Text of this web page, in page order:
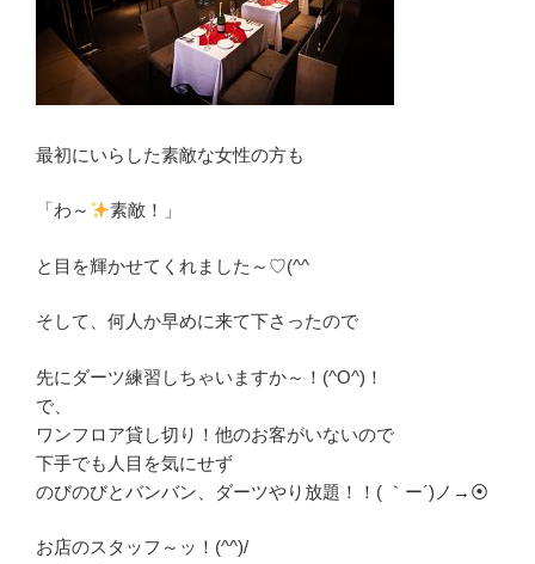
最初にいらした素敵な女性の方も
「わ～ 素敵！」
と目を輝かせてくれました～♡(^^
そして、何人か早めに来て下さったので
先にダーツ練習しちゃいますか～！(^O^)！
で、
ワンフロア貸し切り！他のお客がいないので
下手でも人目を気にせず
のびのびとバンバン、ダーツやり放題！！( ｀ー´)ノ→⦿
お店のスタッフ～ッ！(^^)/